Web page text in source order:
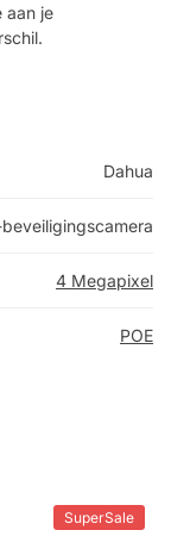
aan je
Dahua
beveiligingscamera
4 Megapixel
POE
SuperSale